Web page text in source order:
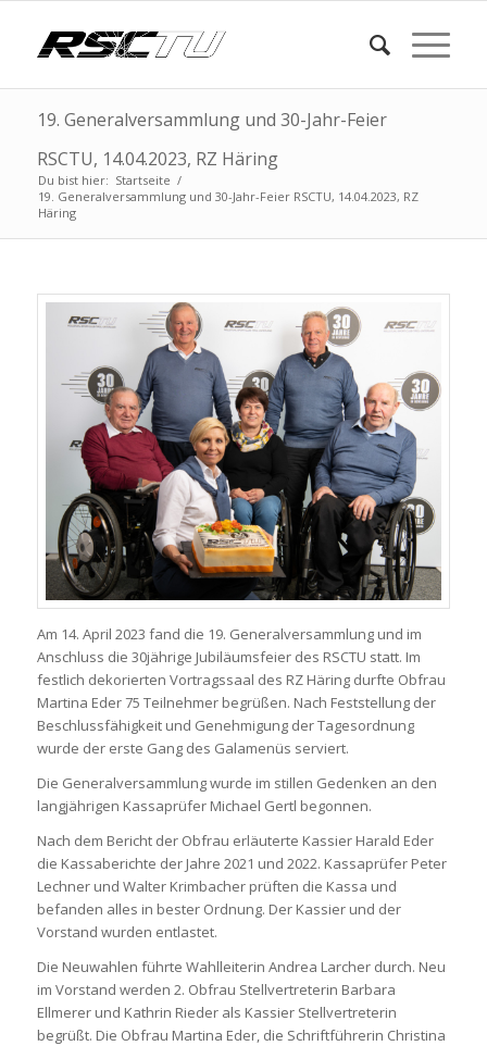
19. Generalversammlung und 30-Jahr-Feier
RSCTU, 14.04.2023, RZ Häring
Du bist hier: Startseite /
19. Generalversammlung und 30-Jahr-Feier RSCTU, 14.04.2023, RZ
Häring
Am 14. April 2023 fand die 19. Generalversammlung und im
Anschluss die 30jährige Jubiläumsfeier des RSCTU statt. Im
festlich dekorierten Vortragssaal des RZ Häring durfte Obfrau
Martina Eder 75 Teilnehmer begrüßen. Nach Feststellung der
Beschlussfähigkeit und Genehmigung der Tagesordnung
wurde der erste Gang des Galamenüs serviert.
Die Generalversammlung wurde im stillen Gedenken an den
langjährigen Kassaprüfer Michael Gertl begonnen.
Nach dem Bericht der Obfrau erläuterte Kassier Harald Eder
die Kassaberichte der Jahre 2021 und 2022. Kassaprüfer Peter
Lechner und Walter Krimbacher prüften die Kassa und
befanden alles in bester Ordnung. Der Kassier und der
Vorstand wurden entlastet.
Die Neuwahlen führte Wahlleiterin Andrea Larcher durch. Neu
im Vorstand werden 2. Obfrau Stellvertreterin Barbara
Ellmerer und Kathrin Rieder als Kassier Stellvertreterin
begrüßt. Die Obfrau Martina Eder, die Schriftführerin Christina